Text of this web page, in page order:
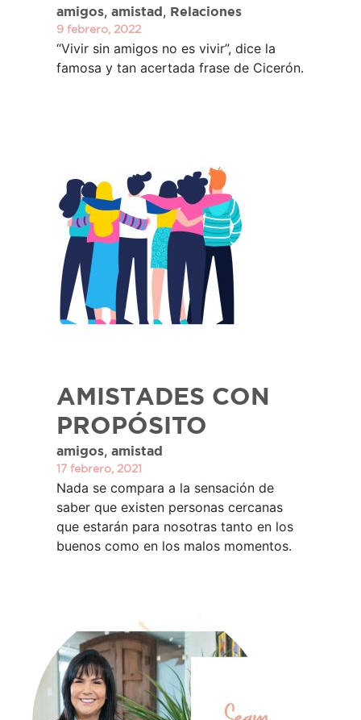
amigos, amistad , Relaciones
9 febrero, 2022
“Vivir sin amigos no es vivir”, dice la
famosa y tan acertada frase de Cicerón.
AMISTADES CON
PROPÓSITO
amigos, amistad
17 febrero, 2021
Nada se compara a la sensación de
saber que existen personas cercanas
que estarán para nosotras tanto en los
buenos como en los malos momentos.